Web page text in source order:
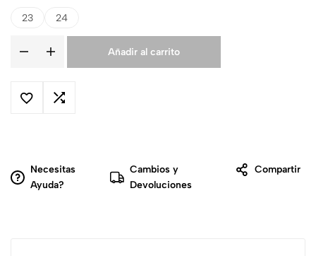
23 24
Añadir al carrito
Necesitas
Ayuda?
Cambios y
Devoluciones
Compartir